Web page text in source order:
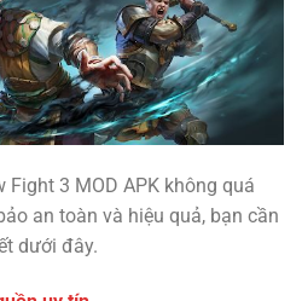
3 MOD APK không quá
an toàn và hiệu quả, bạn cần
dưới đây.